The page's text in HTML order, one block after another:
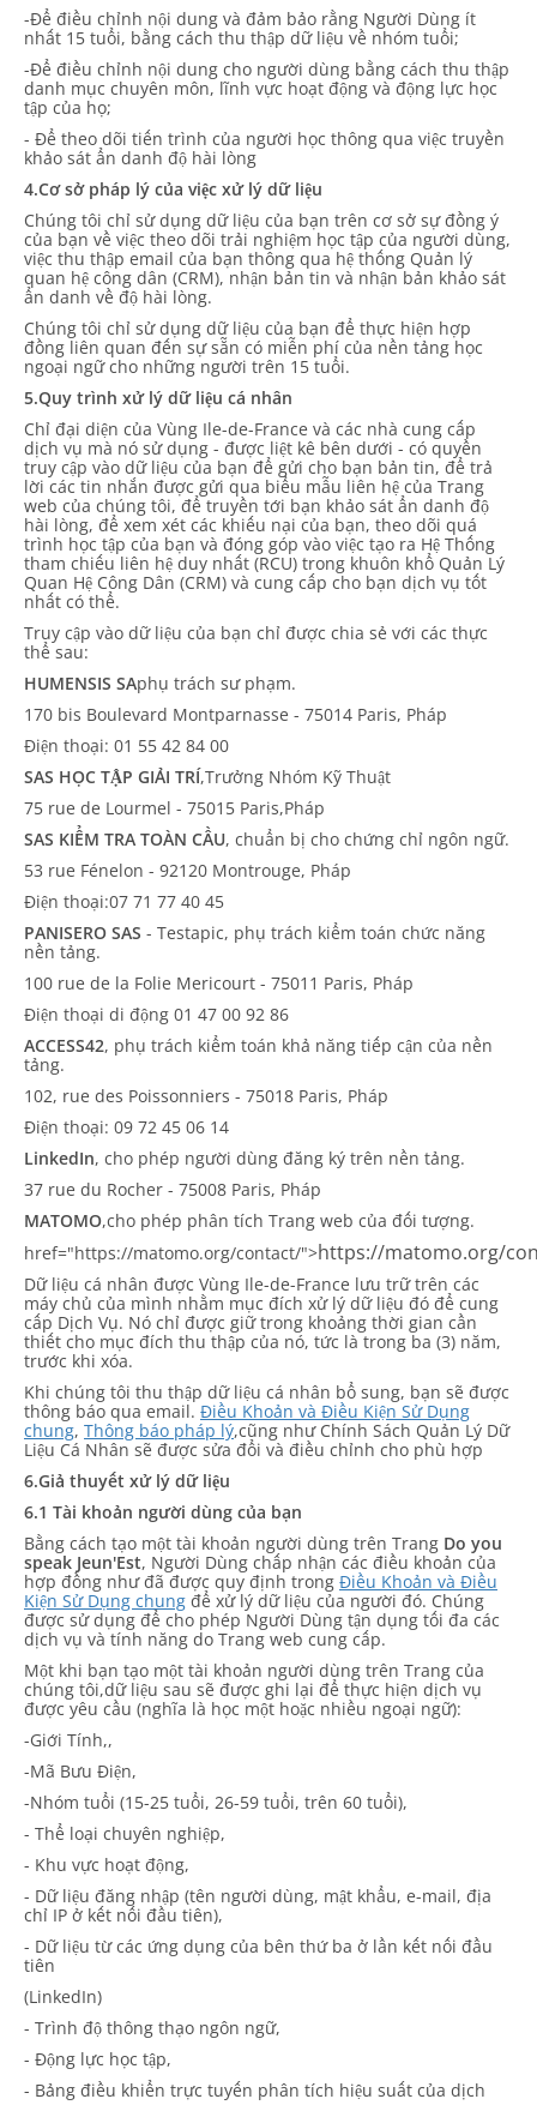
-Để điều chỉnh nội dung và đảm bảo rằng Người Dùng ít
nhất 15 tuổi, bằng cách thu thập dữ liệu về nhóm tuổi;
-Để điều chỉnh nội dung cho người dùng bằng cách thu thập
danh mục chuyên môn, lĩnh vực hoạt động và động lực học
tập của họ;
- Để theo dõi tiến trình của người học thông qua việc truyền
khảo sát ẩn danh độ hài lòng
4.Cơ sở pháp lý của việc xử lý dữ liệu
Chúng tôi chỉ sử dụng dữ liệu của bạn trên cơ sở sự đồng ý
của bạn về việc theo dõi trải nghiệm học tập của người dùng,
việc thu thập email của bạn thông qua hệ thống Quản lý
quan hệ công dân (CRM), nhận bản tin và nhận bản khảo sát
ẩn danh về độ hài lòng.
Chúng tôi chỉ sử dụng dữ liệu của bạn để thực hiện hợp
đồng liên quan đến sự sẵn có miễn phí của nền tảng học
ngoại ngữ cho những người trên 15 tuổi.
5.Quy trình xử lý dữ liệu cá nhân
Chỉ đại diện của Vùng Ile-de-France và các nhà cung cấp
dịch vụ mà nó sử dụng - được liệt kê bên dưới - có quyền
truy cập vào dữ liệu của bạn để gửi cho bạn bản tin, để trả
lời các tin nhắn được gửi qua biểu mẫu liên hệ của Trang
web của chúng tôi, để truyền tới bạn khảo sát ẩn danh độ
hài lòng, để xem xét các khiếu nại của bạn, theo dõi quá
trình học tập của bạn và đóng góp vào việc tạo ra Hệ Thống
tham chiếu liên hệ duy nhất (RCU) trong khuôn khổ Quản Lý
Quan Hệ Công Dân (CRM) và cung cấp cho bạn dịch vụ tốt
nhất có thể.
Truy cập vào dữ liệu của bạn chỉ được chia sẻ với các thực
thể sau:
HUMENSIS SAphụ trách sư phạm.
170 bis Boulevard Montparnasse - 75014 Paris, Pháp
Điện thoại: 01 55 42 84 00
SAS HỌC TẬP GIẢI TRÍ,Trưởng Nhóm Kỹ Thuật
75 rue de Lourmel - 75015 Paris,Pháp
SAS KIỂM TRA TOÀN CẦU, chuẩn bị cho chứng chỉ ngôn ngữ.
53 rue Fénelon - 92120 Montrouge, Pháp
Điện thoại:07 71 77 40 45
PANISERO SAS - Testapic, phụ trách kiểm toán chức năng
nền tảng.
100 rue de la Folie Mericourt - 75011 Paris, Pháp
Điện thoại di động 01 47 00 92 86
ACCESS42, phụ trách kiểm toán khả năng tiếp cận của nền
tảng.
102, rue des Poissonniers - 75018 Paris, Pháp
Điện thoại: 09 72 45 06 14
LinkedIn, cho phép người dùng đăng ký trên nền tảng.
37 rue du Rocher - 75008 Paris, Pháp
MATOMO,cho phép phân tích Trang web của đối tượng.
href="https://matomo.org/contact/">https://matomo.org/
Dữ liệu cá nhân được Vùng Ile-de-France lưu trữ trên các
máy chủ của mình nhằm mục đích xử lý dữ liệu đó để cung
cấp Dịch Vụ. Nó chỉ được giữ trong khoảng thời gian cần
thiết cho mục đích thu thập của nó, tức là trong ba (3) năm,
trước khi xóa.
Khi chúng tôi thu thập dữ liệu cá nhân bổ sung, bạn sẽ được
thông báo qua email. Điều Khoản và Điều Kiện Sử Dụng
chung, Thông báo pháp lý,cũng như Chính Sách Quản Lý Dữ
Liệu Cá Nhân sẽ được sửa đổi và điều chỉnh cho phù hợp
6.Giả thuyết xử lý dữ liệu
6.1 Tài khoản người dùng của bạn
Bằng cách tạo một tài khoản người dùng trên Trang Do you
speak Jeun'Est, Người Dùng chấp nhận các điều khoản của
hợp đồng như đã được quy định trong Điều Khoản và Điều
Kiện Sử Dụng chung để xử lý dữ liệu của người đó. Chúng
được sử dụng để cho phép Người Dùng tận dụng tối đa các
dịch vụ và tính năng do Trang web cung cấp.
Một khi bạn tạo một tài khoản người dùng trên Trang của
chúng tôi,dữ liệu sau sẽ được ghi lại để thực hiện dịch vụ
được yêu cầu (nghĩa là học một hoặc nhiều ngoại ngữ):
-Giới Tính,,
-Mã Bưu Điện,
-Nhóm tuổi (15-25 tuổi, 26-59 tuổi, trên 60 tuổi),
- Thể loại chuyên nghiệp,
- Khu vực hoạt động,
- Dữ liệu đăng nhập (tên người dùng, mật khẩu, e-mail, địa
chỉ IP ở kết nối đầu tiên),
- Dữ liệu từ các ứng dụng của bên thứ ba ở lần kết nối đầu
tiên
(LinkedIn)
- Trình độ thông thạo ngôn ngữ,
- Động lực học tập,
- Bảng điều khiển trực tuyến phân tích hiệu suất của dịch